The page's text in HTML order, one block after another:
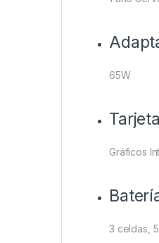
65W
Gráficos
3 celdas,